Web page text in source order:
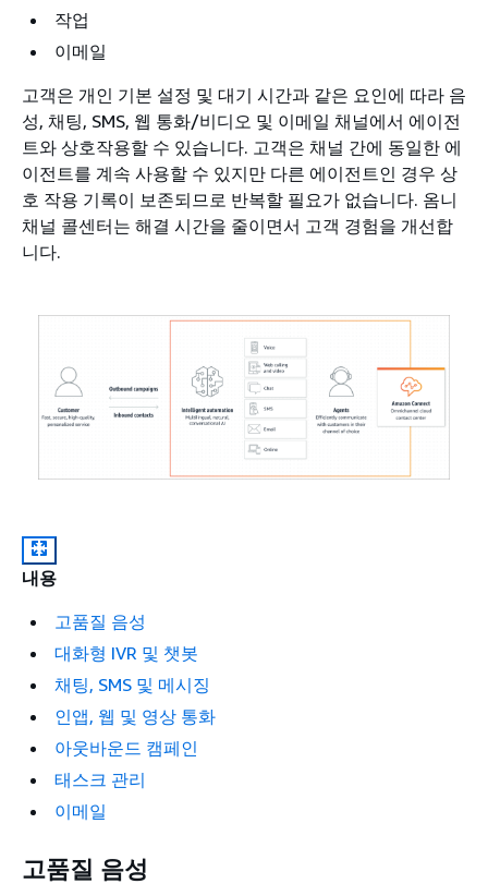
작업
이메일
고객은 개인 기본 설정 및 대기 시간과 같은 요인에 따라 음
성, 채팅, SMS, 웹 통화/비디오 및 이메일 채널에서 에이전
트와 상호작용할 수 있습니다. 고객은 채널 간에 동일한 에
이전트를 계속 사용할 수 있지만 다른 에이전트인 경우 상
호 작용 기록이 보존되므로 반복할 필요가 없습니다. 옴니
채널 콜센터는 해결 시간을 줄이면서 고객 경험을 개선합
니다.
내용
고품질 음성
대화형 IVR 및 챗봇
채팅, SMS 및 메시징
인앱, 웹 및 영상 통화
아웃바운드 캠페인
태스크 관리
이메일
고품질 음성